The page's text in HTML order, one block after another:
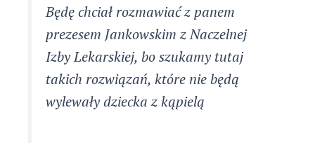
Będę chciał rozmawiać z panem
prezesem Jankowskim z Naczelnej
Izby Lekarskiej, bo szukamy tutaj
takich rozwiązań, które nie będą
wylewały dziecka z kąpielą